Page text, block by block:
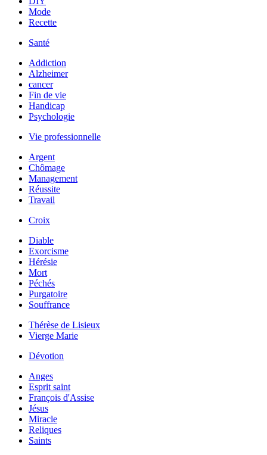
Mode
Recette
Santé
Addiction
Alzheimer
cancer
Fin de vie
Handicap
Psychologie
Vie professionnelle
Argent
Chômage
Management
Réussite
Travail
Croix
Diable
Exorcisme
Hérésie
Mort
Péchés
Purgatoire
Souffrance
Thérèse de Lisieux
Vierge Marie
Dévotion
Anges
Esprit saint
François d'Assise
Jésus
Miracle
Reliques
Saints